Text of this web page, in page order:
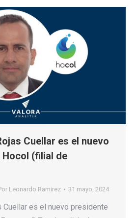
Cuellar es el nuevo
(filial de
Leonardo Ramirez 31 mayo, 2024
Cuellar es el nuevo presidente